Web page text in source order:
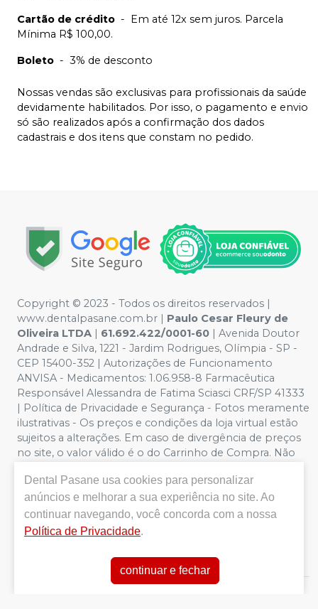
Cartão de crédito - Em até 12x sem juros. Parcela
Mínima R$ 100,00.
Boleto - 3% de desconto
Nossas vendas são exclusivas para profissionais da saúde
devidamente habilitados. Por isso, o pagamento e envio
só são realizados após a confirmação dos dados
cadastrais e dos itens que constam no pedido.
Copyright © 2023 - Todos os direitos reservados |
www.dentalpasane.com.br | Paulo Cesar Fleury de
Oliveira LTDA | 61.692.422/0001-60 | Avenida Doutor
Andrade e Silva, 1221 - Jardim Rodrigues, Olímpia - SP -
CEP 15400-352 | Autorizações de Funcionamento
ANVISA - Medicamentos: 1.06.958-8 Farmacêutica
Responsável Alessandra de Fatima Sciasci CRF/SP 41333
| Política de Privacidade e Segurança - Fotos meramente
ilustrativas - Os preços e condições da loja virtual estão
sujeitos a alterações. Em caso de divergência de preços
no site, o valor válido é o do Carrinho de Compra. Não
direito de não atender compras de grandes volumes
pelo site.Importante:Ofertas válidas enquanto
durarem os estoques. Vendas sujeitas a análise,
disponibilidade e confirmação de dados pela Dental
PARA OFERTAS DA CATEGORIA SALDÃO.
Dental Pasane usa cookies para personalizar
anúncios e melhorar a sua experiência no site. Ao
continuar navegando, você concorda com a nossa
Política de Privacidade.
continuar e fechar